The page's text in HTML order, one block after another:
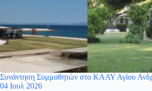
Συνάντηση Συμμαθητών στο ΚΑΑΥ Αγίου
04 Ιουλ 2026